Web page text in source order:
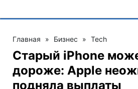
Главная » Бизнес » Tech
Старый iPhone
дороже: Apple
подняла выплаты